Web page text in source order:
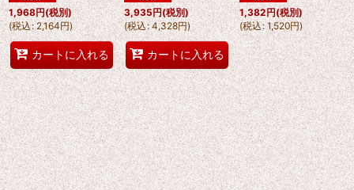
1,968円(税別)
(税込: 2,164円)
カートに入れる
3,935円(税別)
(税込: 4,328円)
カートに入れる
1,382円(税別)
(税込: 1,520円)